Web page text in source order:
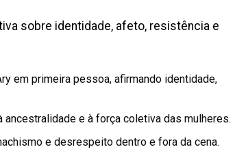
sobre identidade, afeto, resistência e
em primeira pessoa, afirmando identidade,
e à força coletiva das mulheres.
e desrespeito dentro e fora da cena.